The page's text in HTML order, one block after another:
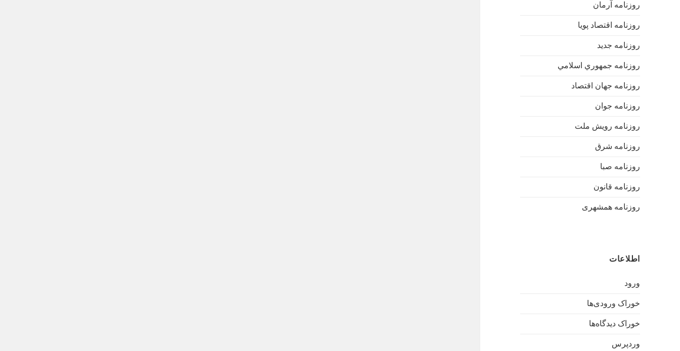
روزنامه آرمان
روزنامه اقتصاد پویا
روزنامه جدید
روزنامه جمهوري اسلامي
روزنامه جهان اقتصاد
روزنامه جوان
روزنامه رویش ملت
روزنامه شرق
روزنامه صبا
روزنامه قانون
روزنامه همشهری
اطلاعات
ورود
خوراک ورودی‌ها
خوراک دیدگاه‌ها
وردپرس